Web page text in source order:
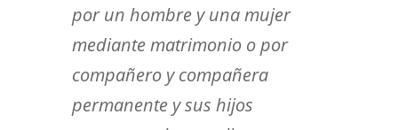
por un hombre y una mujer
mediante matrimonio o por
compañero y compañera
permanente y sus hijos